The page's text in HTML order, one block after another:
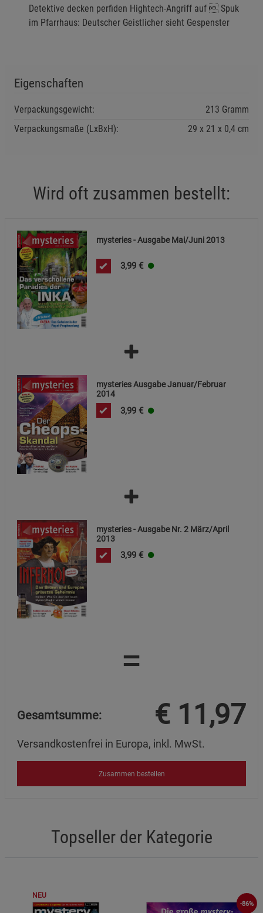
Detektive decken perfiden Hightech-Angriff auf  Spuk
im Pfarrhaus: Deutscher Geistlicher sieht Gespenster
Eigenschaften
Verpackungsgewicht:
213 Gramm
Verpackungsmaße (LxBxH):
29 21 0,4 cm
Wird oft zusammen bestellt:
mysteries - Ausgabe Mai/Juni 2013
3,99 €
mysteries Ausgabe Januar/Februar
2014
3,99 €
mysteries - Ausgabe Nr. 2 März/April
2013
3,99 €
=
Gesamtsumme: € 11,97
Versandkostenfrei in Europa, inkl. MwSt.
Zusammen bestellen
Topseller der Kategorie
NEU
-86%
Zurück Einstellungen speichern für die Gruppe
Einwilligung nicht erteilen
Beschreibung Notwendige Cookies
Funktionale Cookies (1) Funktionale
Cookie-Informationenanzeigen
Marketing Cookies (3)
Beschreibung Marketing Cookies
Cookie-Informationen